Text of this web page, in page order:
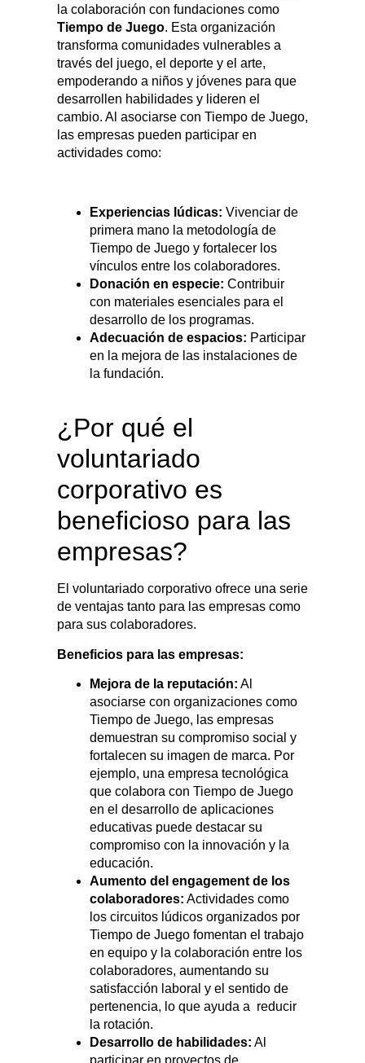
la colaboración con fundaciones como
Tiempo de Juego. Esta organización
transforma comunidades vulnerables a
través del juego, el deporte y el arte,
empoderando a niños y jóvenes para que
desarrollen habilidades y lideren el
cambio. Al asociarse con Tiempo de Juego,
las empresas pueden participar en
actividades como:
Experiencias lúdicas: Vivenciar de
primera mano la metodología de
Tiempo de Juego y fortalecer los
vínculos entre los colaboradores.
Donación en especie: Contribuir
con materiales esenciales para el
desarrollo de los programas.
Adecuación de espacios: Participar
en la mejora de las instalaciones de
la fundación.
¿Por qué el
voluntariado
corporativo es
beneficioso para las
empresas?
El voluntariado corporativo ofrece una serie
de ventajas tanto para las empresas como
para sus colaboradores.
Beneficios para las empresas:
Mejora de la reputación: Al
asociarse con organizaciones como
Tiempo de Juego, las empresas
demuestran su compromiso social y
fortalecen su imagen de marca. Por
ejemplo, una empresa tecnológica
que colabora con Tiempo de Juego
en el desarrollo de aplicaciones
educativas puede destacar su
compromiso con la innovación y la
educación.
Aumento del engagement de los
colaboradores: Actividades como
los circuitos lúdicos organizados por
Tiempo de Juego fomentan el trabajo
en equipo y la colaboración entre los
colaboradores, aumentando su
satisfacción laboral y el sentido de
pertenencia, lo que ayuda a reducir
la rotación.
Desarrollo de habilidades: Al